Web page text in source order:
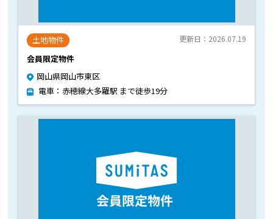
土地物件 更新日：2026.07.19
会員限定物件
岡山県岡山市東区
電車：赤穂線大多羅駅 まで徒歩19分